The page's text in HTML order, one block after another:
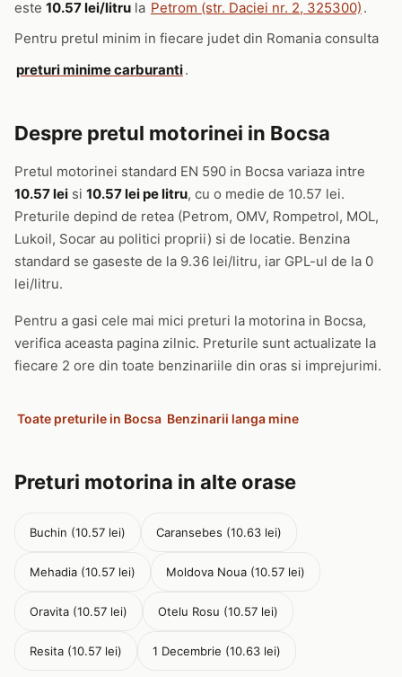
este 10.57 lei/litru la Petrom (str. Daciei nr. 2, 325300) .
Pentru pretul minim in fiecare judet din Romania consulta
preturi minime carburanti.
Despre pretul motorinei in Bocsa
Pretul motorinei standard EN 590 in Bocsa variaza intre
10.57 lei si 10.57 lei pe litru, cu o medie de 10.57 lei.
Preturile depind de retea (Petrom, OMV, Rompetrol, MOL,
Lukoil, Socar au politici proprii) si de locatie. Benzina
standard se gaseste de la 9.36 lei/litru, iar GPL-ul de la 0
lei/litru.
Pentru a gasi cele mai mici preturi la motorina in Bocsa,
verifica aceasta pagina zilnic. Preturile sunt actualizate la
fiecare 2 ore din toate benzinariile din oras si imprejurimi.
Toate preturile in Bocsa Benzinarii langa mine
Preturi motorina in alte orase
Buchin (10.57 lei) Caransebes (10.63 lei)
Mehadia (10.57 lei) Moldova Noua (10.57 lei)
Oravita (10.57 lei) Otelu Rosu (10.57 lei)
Resita (10.57 lei) 1 Decembrie (10.63 lei)